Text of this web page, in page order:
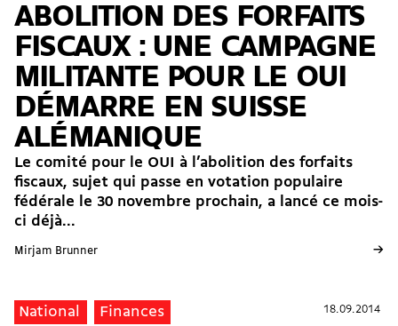
ABOLITION DES FORFAITS
FISCAUX : UNE CAMPAGNE
MILITANTE POUR LE OUI
DÉMARRE EN SUISSE
ALÉMANIQUE
Le comité pour le OUI à l’abolition des forfaits
fiscaux, sujet qui passe en votation populaire
fédérale le 30 novembre prochain, a lancé ce mois-
ci déjà...
Mirjam Brunner →
18.09.2014
National Finances 18.09.2014